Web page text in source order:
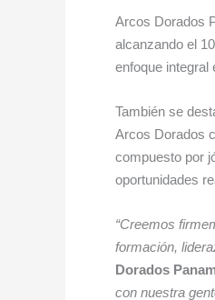
Arcos Dorados
alcanzando el
enfoque integral
También se
Arcos Dorados
compuesto por
oportunidades
“Creemos
formación,
Dorados
con nuestra